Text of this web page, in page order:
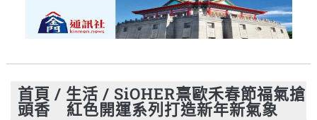
首頁 / 生活 / SiOHER熹歐禾春節福氣搶
頭香 紅色開運系列打造新年新氣象